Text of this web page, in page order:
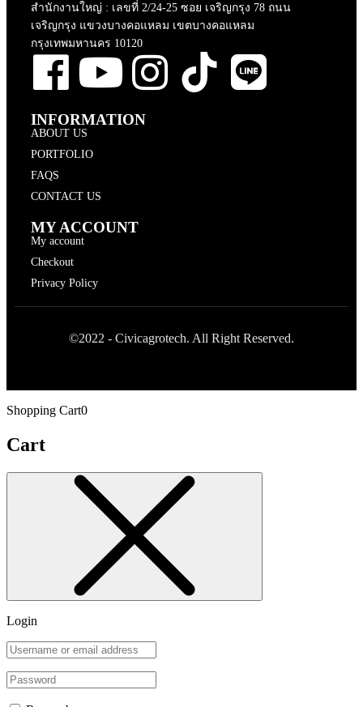
สำนักงานใหญ่ : เลขที่ 2/24-25 ซอย เจริญกรุง 78 ถนน
เจริญกรุง แขวงบางคอแหลม เขตบางคอแหลม
กรุงเทพมหานคร 10120
INFORMATION
ABOUT US
PORTFOLIO
FAQS
CONTACT US
MY ACCOUNT
My account
Checkout
Privacy Policy
©2022 - Civicagrotech. All Right Reserved.
Shopping Cart0
Cart
Login